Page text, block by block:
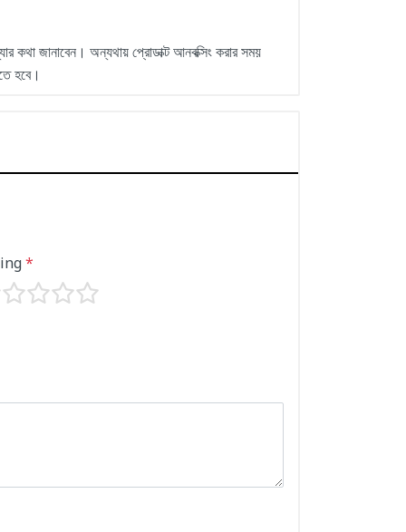
কথা জানাবেন। অন্যথায় প্রোডাক্ট আনবক্সিং করার সময়
হবে।
*